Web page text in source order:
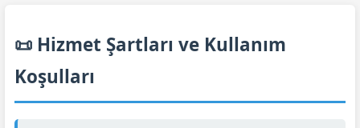
📜 Hizmet Şartları ve Kullanım
Koşulları